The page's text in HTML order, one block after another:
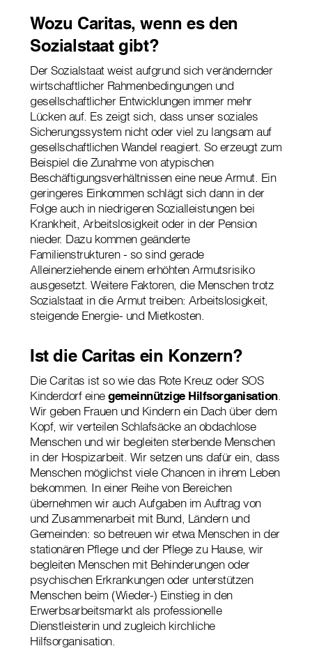
Wozu Caritas, wenn es den
Sozialstaat gibt?
Der Sozialstaat weist aufgrund sich verändernder
wirtschaftlicher Rahmenbedingungen und
gesellschaftlicher Entwicklungen immer mehr
Lücken auf. Es zeigt sich, dass unser soziales
Sicherungssystem nicht oder viel zu langsam auf
gesellschaftlichen Wandel reagiert. So erzeugt zum
Beispiel die Zunahme von atypischen
Beschäftigungsverhältnissen eine neue Armut. Ein
geringeres Einkommen schlägt sich dann in der
Folge auch in niedrigeren Sozialleistungen bei
Krankheit, Arbeitslosigkeit oder in der Pension
nieder. Dazu kommen geänderte
Familienstrukturen - so sind gerade
Alleinerziehende einem erhöhten Armutsrisiko
ausgesetzt. Weitere Faktoren, die Menschen trotz
Sozialstaat in die Armut treiben: Arbeitslosigkeit,
steigende Energie- und Mietkosten.
Ist die Caritas ein Konzern?
Die Caritas ist so wie das Rote Kreuz oder SOS
Kinderdorf einegemeinnützige Hilfsorganisation.
Wir geben Frauen und Kindern ein Dach über dem
Kopf, wir verteilen Schlafsäcke an obdachlose
Menschen und wir begleiten sterbende Menschen
in der Hospizarbeit. Wir setzen uns dafür ein, dass
Menschen möglichst viele Chancen in ihrem Leben
bekommen. In einer Reihe von Bereichen
übernehmen wir auch Aufgaben im Auftrag von
und Zusammenarbeit mit Bund, Ländern und
Gemeinden: so betreuen wir etwa Menschen in der
stationären Pflege und der Pflege zu Hause, wir
begleiten Menschen mit Behinderungen oder
psychischen Erkrankungen oder unterstützen
Menschen beim (Wieder-) Einstieg in den
Erwerbsarbeitsmarkt als professionelle
Dienstleisterin und zugleich kirchliche
Hilfsorganisation.